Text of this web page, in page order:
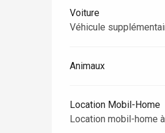
Voiture
Véhicule
Animaux
Location Mobil-Home
Location mobil-home